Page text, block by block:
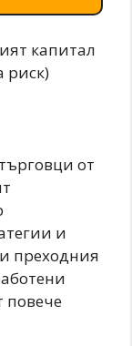
капитал
риск)
от
и
преходния
повече